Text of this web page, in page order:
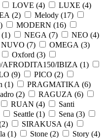
LOVE (4) LUXE (4)
(2) Melody (17)
) MODERN (16)
(1) NEGA (7) NEO (4)
NUVO (7) OMEGA (3)
Oxford (3)
AFRODITA150/IBIZA (1)
(9) PICO (2)
(1) PRAGMATIKA (6)
(2) RAGUZA (6)
RUAN (4)
Santi
Seattle (1) Sena (3)
2) SIRAKUSA (4)
(1) Stone (2) Story (4)